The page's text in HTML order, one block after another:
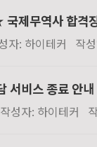
제무역사 합격
자: 하이테커 작
서비스 종료 안내
작성자: 하이테커